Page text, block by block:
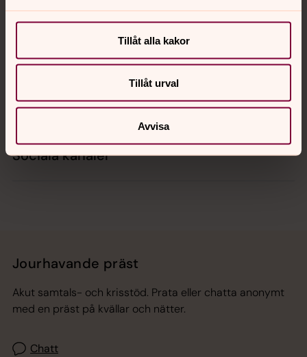
Tillåt alla kakor
Tillåt urval
Avvisa
Kalender
Hitta snabbt
Sociala kanaler
Jourhavande präst
Akut samtals- och krisstöd. Prata eller chatta anonymt
med en präst på kvällar och nätter.
Chatt